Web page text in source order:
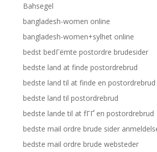
Bahsegel
bangladesh-women online
bangladesh-women+sylhet online
bedst bedГёmte postordre brudesider
bedste land at finde postordrebrud
bedste land til at finde en postordrebrud
bedste land til postordrebrud
bedste lande til at fГҐ en postordrebrud
bedste mail ordre brude sider
bedste mail ordre brude websteder